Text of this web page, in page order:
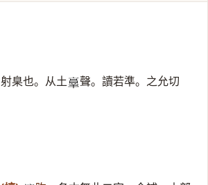
射臬也。从土𦎫 聲。讀若準。之允切